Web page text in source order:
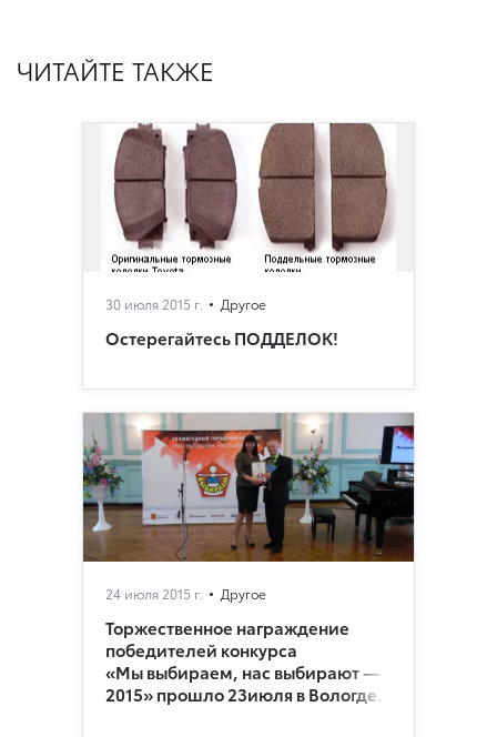
ЧИТАЙТЕ ТАКЖЕ
30 июля 2015 г. Другое
Остерегайтесь ПОДДЕЛОК!
24 июля 2015 г. Другое
Торжественное награждение
победителей конкурса
«Мы выбираем, нас выбирают —
2015» прошло 23июля в Вологде.